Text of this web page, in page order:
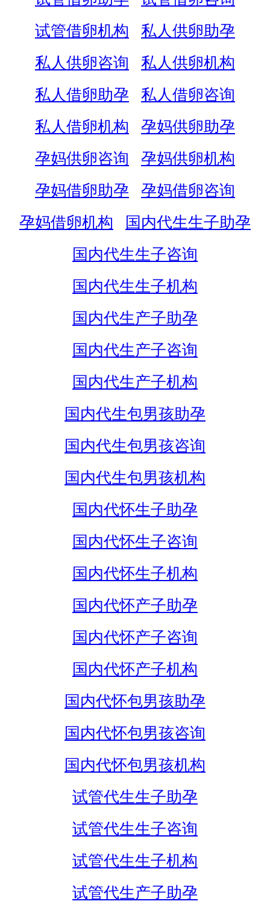
试管借卵机构
私人供卵助孕
私人供卵咨询
私人供卵机构
私人借卵助孕
私人借卵咨询
私人借卵机构
孕妈供卵助孕
孕妈供卵咨询
孕妈供卵机构
孕妈借卵助孕
孕妈借卵咨询
孕妈借卵机构
国内代生生子助孕
国内代生生子咨询
国内代生生子机构
国内代生产子助孕
国内代生产子咨询
国内代生产子机构
国内代生包男孩助孕
国内代生包男孩咨询
国内代生包男孩机构
国内代怀生子助孕
国内代怀生子咨询
国内代怀生子机构
国内代怀产子助孕
国内代怀产子咨询
国内代怀产子机构
国内代怀包男孩助孕
国内代怀包男孩咨询
国内代怀包男孩机构
试管代生生子助孕
试管代生生子咨询
试管代生生子机构
试管代生产子助孕